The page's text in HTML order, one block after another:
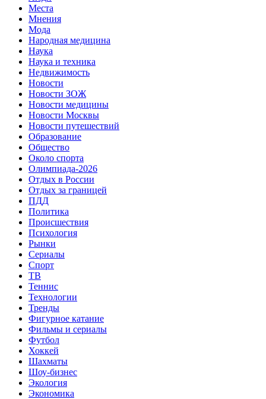
Места
Мнения
Мода
Народная медицина
Наука
Наука и техника
Недвижимость
Новости
Новости ЗОЖ
Новости медицины
Новости Москвы
Новости путешествий
Образование
Общество
Около спорта
Олимпиада-2026
Отдых в России
Отдых за границей
ПДД
Политика
Происшествия
Психология
Рынки
Сериалы
Спорт
ТВ
Теннис
Технологии
Тренды
Фигурное катание
Фильмы и сериалы
Футбол
Хоккей
Шахматы
Шоу-бизнес
Экология
Экономика